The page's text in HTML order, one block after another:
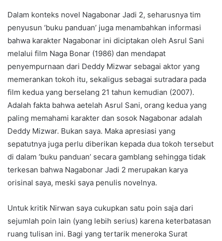
Dalam konteks novel Nagabonar Jadi 2, seharusnya tim
penyusun ‘buku panduan’ juga menambahkan informasi
bahwa karakter Nagabonar ini diciptakan oleh Asrul Sani
melalui film Naga Bonar (1986) dan mendapat
penyempurnaan dari Deddy Mizwar sebagai aktor yang
memerankan tokoh itu, sekaligus sebagai sutradara pada
film kedua yang berselang 21 tahun kemudian (2007).
Adalah fakta bahwa aetelah Asrul Sani, orang kedua yang
paling memahami karakter dan sosok Nagabonar adalah
Deddy Mizwar. Bukan saya. Maka apresiasi yang
sepatutnya juga perlu diberikan kepada dua tokoh tersebut
di dalam ‘buku panduan’ secara gamblang sehingga tidak
terkesan bahwa Nagabonar Jadi 2 merupakan karya
orisinal saya, meski saya penulis novelnya.
Untuk kritik Nirwan saya cukupkan satu poin saja dari
sejumlah poin lain (yang lebih serius) karena keterbatasan
ruang tulisan ini. Bagi yang tertarik meneroka Surat